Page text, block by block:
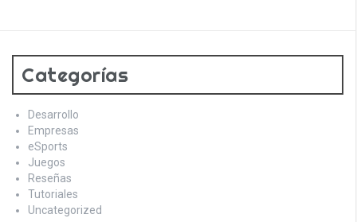
Categorías
Desarrollo
Empresas
eSports
Juegos
Reseñas
Tutoriales
Uncategorized